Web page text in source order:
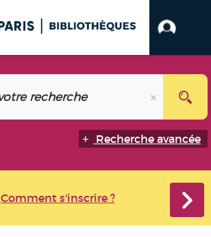
Recherche avancée
Comment s'inscrire ?